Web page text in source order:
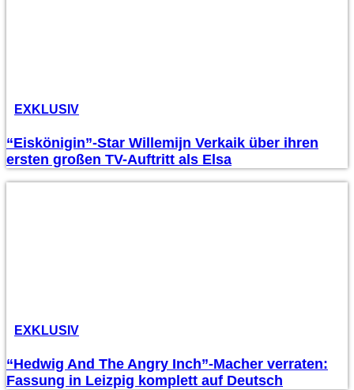
EXKLUSIV
“Eiskönigin”-Star Willemijn Verkaik über ihren
ersten großen TV-Auftritt als Elsa
EXKLUSIV
“Hedwig And The Angry Inch”-Macher verraten:
Fassung in Leizpig komplett auf Deutsch